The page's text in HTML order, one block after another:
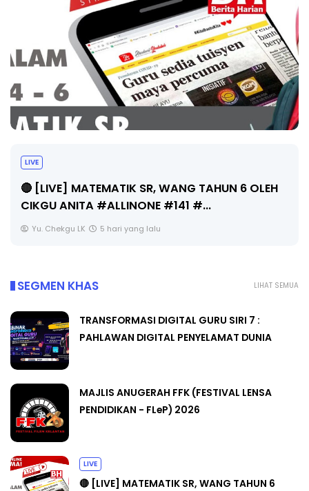
LIVE
🔴 [LIVE] MATEMATIK SR, WANG TAHUN 6 OLEH
CIKGU ANITA #ALLINONE #141 #...
Yu. Chekgu LK 5 hari yang lalu
LIHAT SEMUA
SEGMEN KHAS
TRANSFORMASI DIGITAL GURU SIRI 7 :
PAHLAWAN DIGITAL PENYELAMAT DUNIA
MAJLIS ANUGERAH FFK (FESTIVAL LENSA
PENDIDIKAN - FLeP) 2026
LIVE
🔴 [LIVE] MATEMATIK SR, WANG TAHUN 6